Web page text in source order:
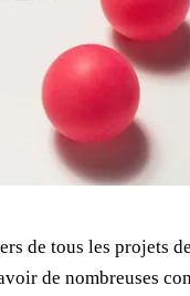
de tous les projets
de nombreuses